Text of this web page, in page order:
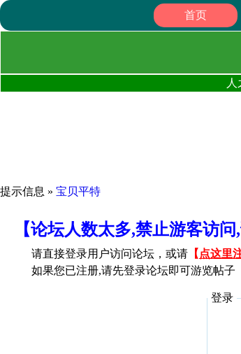
首页
提示信息 » 宝贝平特
【论坛人数太多,禁止游客访
请直接登录用户访问论坛，或请 【 点这里
如果您已注册,请先登录论坛即可游览帖子
登录